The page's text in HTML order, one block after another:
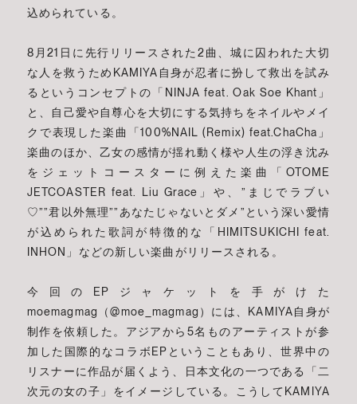
込められている。
8月21日に先行リリースされた2曲、城に囚われた大切
な人を救うためKAMIYA自身が忍者に扮して救出を試み
るというコンセプトの「NINJA feat. Oak Soe Khant」
と、自己愛や自尊心を大切にする気持ちをネイルやメイ
クで表現した楽曲「100%NAIL (Remix) feat.ChaCha」
楽曲のほか、乙女の感情が揺れ動く様や人生の浮き沈み
をジェットコースターに例えた楽曲「OTOME
JETCOASTER feat. Liu Grace」や、”まじでラブい
♡””君以外無理””あなたじゃないとダメ”という深い愛情
が込められた歌詞が特徴的な「HIMITSUKICHI feat.
INHON」などの新しい楽曲がリリースされる。
今回のEPジャケットを手がけた
moemagmag（@moe_magmag）には、KAMIYA自身が
制作を依頼した。アジアから5名ものアーティストが参
加した国際的なコラボEPということもあり、世界中の
リスナーに作品が届くよう、日本文化の一つである「二
次元の女の子」をイメージしている。こうしてKAMIYA